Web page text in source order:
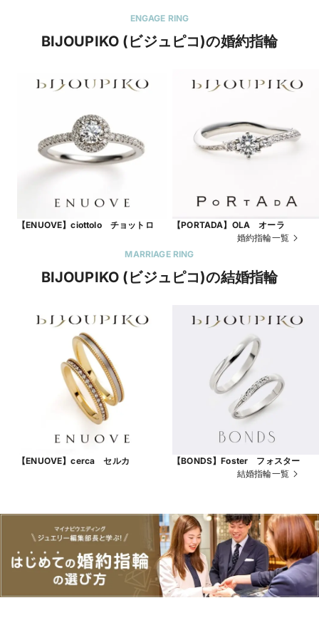
ENGAGE RING
BIJOUPIKO (ビジュピコ)の婚約指輪
【ENUOVE】ciottolo チョットロ
【PORTADA】OLA オーラ
婚約指輪一覧
MARRIAGE RING
BIJOUPIKO (ビジュピコ)の結婚指輪
【ENUOVE】cerca セルカ
【BONDS】Foster フォスター
結婚指輪一覧